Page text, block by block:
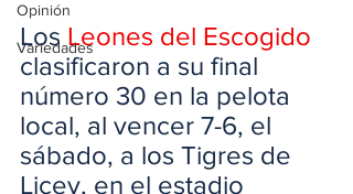
Opinión
Variedades
Los Leones del Escogido
clasificaron a su final
número 30 en la pelota
local, al vencer 7-6, el
sábado, a los Tigres de
Licey, en el estadio